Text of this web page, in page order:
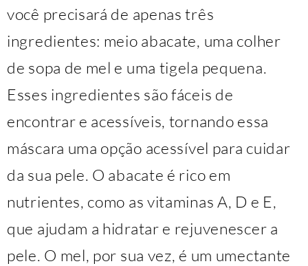
você precisará de apenas três
ingredientes: meio abacate, uma colher
de sopa de mel e uma tigela pequena.
Esses ingredientes são fáceis de
encontrar e acessíveis, tornando essa
máscara uma opção acessível para cuidar
da sua pele. O abacate é rico em
nutrientes, como as vitaminas A, D e E,
que ajudam a hidratar e rejuvenescer a
pele. O mel, por sua vez, é um umectante